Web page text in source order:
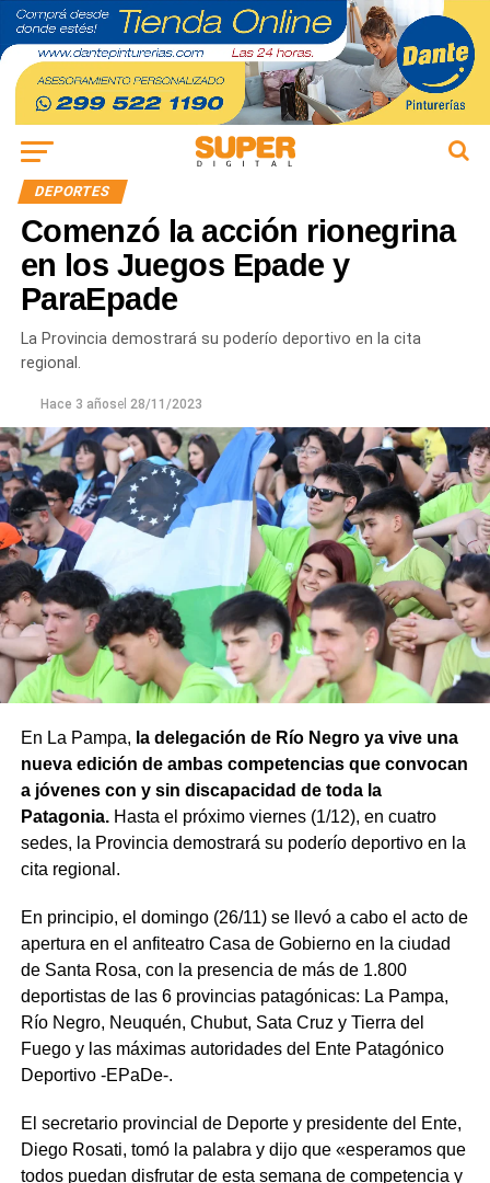
DEPORTES
Comenzó la acción rionegrina
en los Juegos Epade y
ParaEpade
La Provincia demostrará su poderío deportivo en la cita
regional.
Hace 3 añosel 28/11/2023
En La Pampa, la delegación de Río Negro ya vive una
nueva edición de ambas competencias que convocan
a jóvenes con y sin discapacidad de toda la
Patagonia.Hasta el próximo viernes (1/12), en cuatro
sedes, la Provincia demostrará su poderío deportivo en la
cita regional.
En principio, el domingo (26/11) se llevó a cabo el acto de
apertura en el anfiteatro Casa de Gobierno en la ciudad
de Santa Rosa, con la presencia de más de 1.800
deportistas de las 6 provincias patagónicas: La Pampa,
Río Negro, Neuquén, Chubut, Sata Cruz y Tierra del
Fuego y las máximas autoridades del Ente Patagónico
Deportivo -EPaDe-.
El secretario provincial de Deporte y presidente del Ente,
Diego Rosati, tomó la palabra y dijo que «esperamos que
todos puedan disfrutar de esta semana de competencia y